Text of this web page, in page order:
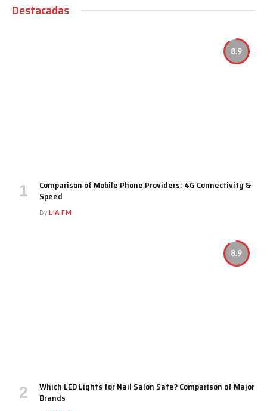
Destacadas
8.9
Comparison of Mobile Phone Providers: 4G Connectivity &
Speed
ByLIA FM
8.9
Which LED Lights for Nail Salon Safe? Comparison of Major
Brands